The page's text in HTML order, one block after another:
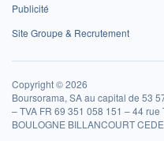
Publicité
Site Groupe & Recrutement
Copyright © 2026
Boursorama, SA au capital de 53
– TVA FR 69 351 058 151 – 44
BOULOGNE BILLANCOURT